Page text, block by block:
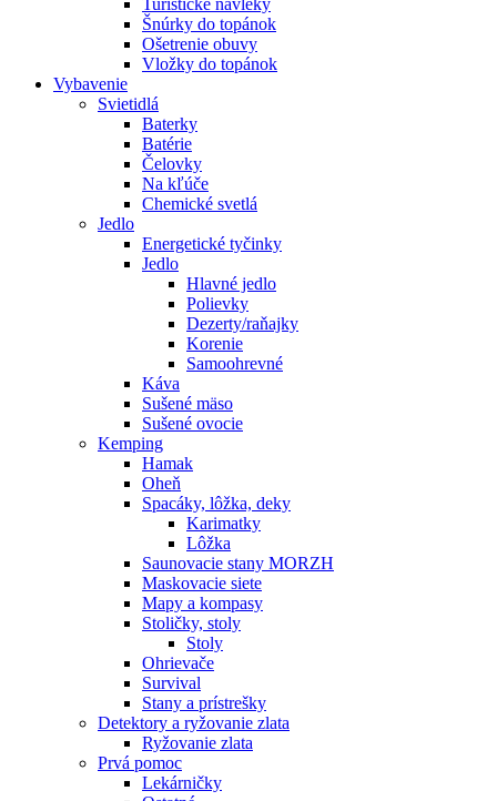
Šnúrky do topánok
Ošetrenie obuvy
Vložky do topánok
Vybavenie
Svietidlá
Baterky
Batérie
Čelovky
Na kľúče
Chemické svetlá
Jedlo
Energetické tyčinky
Jedlo
Hlavné jedlo
Polievky
Dezerty/raňajky
Korenie
Samoohrevné
Káva
Sušené mäso
Sušené ovocie
Kemping
Hamak
Oheň
Spacáky, lôžka, deky
Karimatky
Lôžka
Saunovacie stany MORZH
Maskovacie siete
Mapy a kompasy
Stoličky, stoly
Stoly
Ohrievače
Survival
Stany a prístrešky
Detektory a ryžovanie zlata
Ryžovanie zlata
Prvá pomoc
Lekárničky